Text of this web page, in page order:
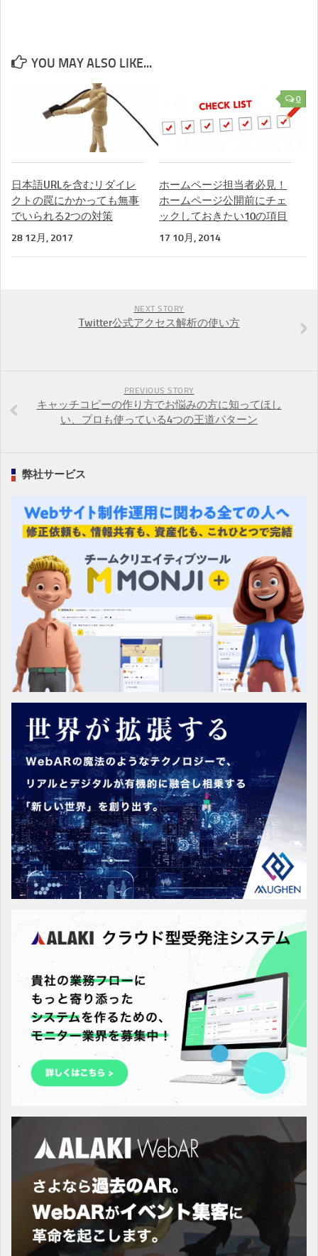
YOU MAY ALSO LIKE...
日本語URLを含むリダイレ
クトの罠にかかっても無事
でいられる2つの対策
28 12月, 2017
0
ホームページ担当者必見！
ホームページ公開前にチェ
ックしておきたい10の項目
17 10月, 2014
NEXT STORY
Twitter公式アクセス解析の使い方
PREVIOUS STORY
キャッチコピーの作り方でお悩みの方に知ってほし
い、プロも使っている4つの王道パターン
弊社サービス